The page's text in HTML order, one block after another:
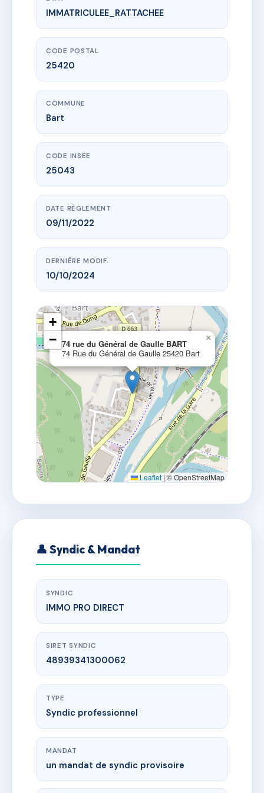
www.vme.plus/AI8740243
74 rue du Général de Gaulle BART
74 Rue du Général de Gaulle
IMMATRICULEE_RATTACHEE
CODE POSTAL
25420
COMMUNE
Bart
CODE INSEE
25043
DATE RÈGLEMENT
09/11/2022
DERNIÈRE MODIF.
10/10/2024
74 rue du Général de Gaulle BART
74 Rue du Général de Gaulle 25420 Bart
×
+
−
Leaflet|© OpenStreetMap
👤 Syndic & Mandat
SYNDIC
IMMO PRO DIRECT
SIRET SYNDIC
48939341300062
TYPE
Syndic professionnel
MANDAT
un mandat de syndic provisoire